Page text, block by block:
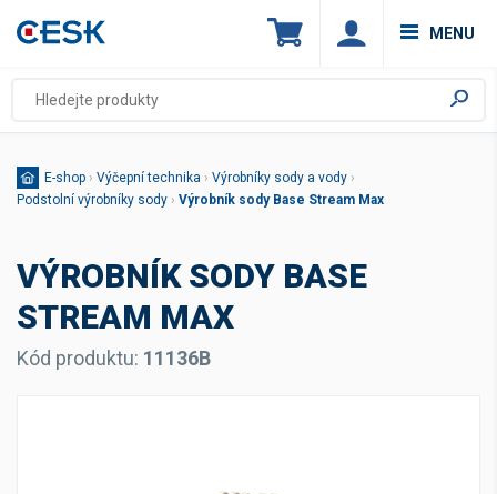
MENU
E-shop › Výčepní technika › Výrobníky sody a vody ›
Podstolní výrobníky sody › Výrobník sody Base Stream Max
VÝROBNÍK SODY BASE
STREAM MAX
Kód produktu: 11136B